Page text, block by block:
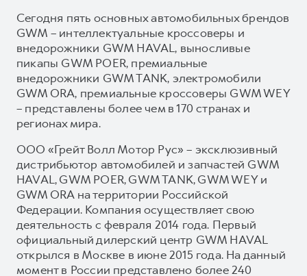
Сегодня пять основных автомобильных брендов
GWM – интеллектуальные кроссоверы и
внедорожники GWM HAVAL, выносливые
пикапы GWM POER, премиальные
внедорожники GWM TANK, электромобили
GWM ORA, премиальные кроссоверы GWM WEY
– представлены более чем в 170 странах и
регионах мира.
ООО «Грейт Волл Мотор Рус» – эксклюзивный
дистрибьютор автомобилей и запчастей GWM
HAVAL, GWM POER, GWM TANK, GWM WEY и
GWM ORA на территории Российской
Федерации. Компания осуществляет свою
деятельность с февраля 2014 года. Первый
официальный дилерский центр GWM HAVAL
открылся в Москве в июне 2015 года. На данный
момент в России представлено более 240